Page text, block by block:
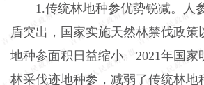
1.传统林地种参优势锐减。人
盾突出，国家实施天然林禁伐政策
地种参面积日益缩小。2021年国家
林采伐迹地种参，减弱了传统林地